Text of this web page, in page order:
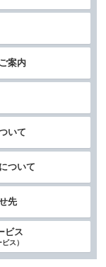
案内
いて
ついて
先
ビス
ス）